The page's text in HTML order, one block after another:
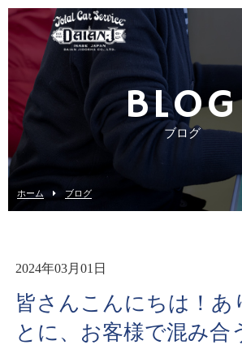
BLOG
ブログ
ホーム ブログ
2024年03月01日
皆さんこんにちは！あ
とに、お客様で混み合